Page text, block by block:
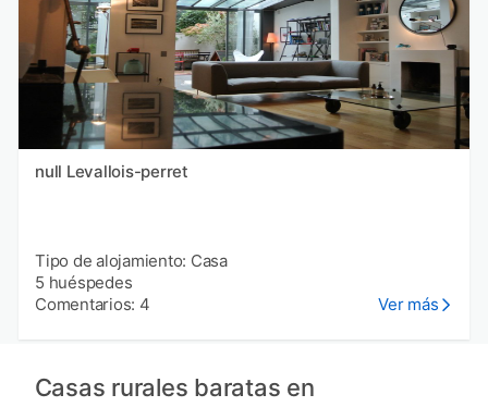
null Levallois-perret
Tipo de alojamiento: Casa
5 huéspedes
Comentarios: 4
Ver más
Casas rurales baratas en